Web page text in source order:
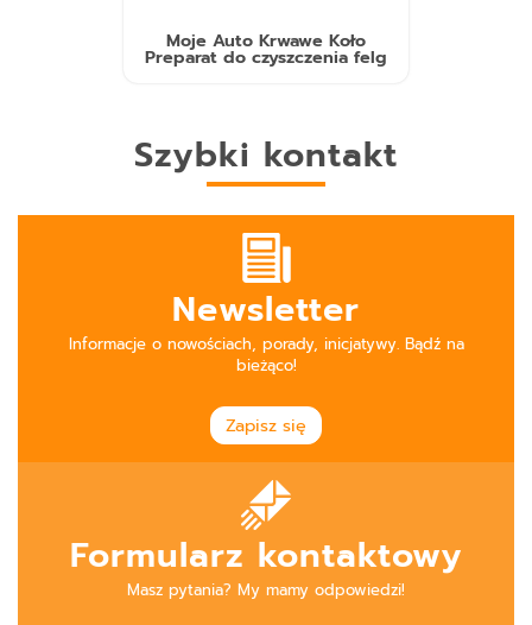
Moje Auto Krwawe Koło
Preparat do czyszczenia felg
Szybki kontakt
Newsletter
Informacje o nowościach, porady, inicjatywy. Bądź na
bieżąco!
Zapisz się
Formularz kontaktowy
Masz pytania? My mamy odpowiedzi!